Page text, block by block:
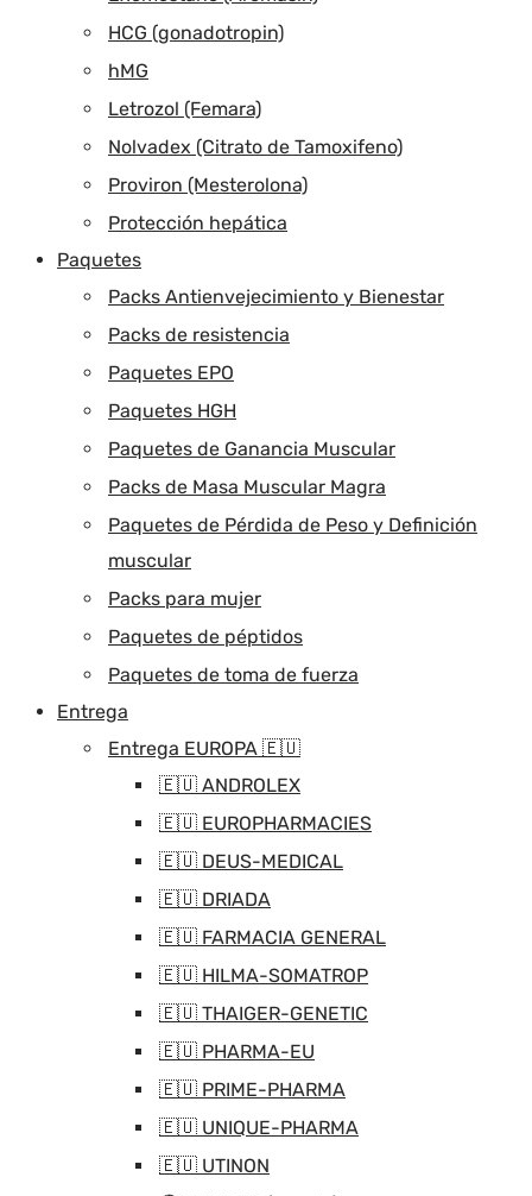
HCG (gonadotropin)
hMG
Letrozol (Femara)
Nolvadex (Citrato de Tamoxifeno)
Proviron (Mesterolona)
Protección hepática
Paquetes
Packs Antienvejecimiento y Bienestar
Packs de resistencia
Paquetes EPO
Paquetes HGH
Paquetes de Ganancia Muscular
Packs de Masa Muscular Magra
Paquetes de Pérdida de Peso y Definición
muscular
Packs para mujer
Paquetes de péptidos
Paquetes de toma de fuerza
Entrega
Entrega EUROPA 🇪🇺
🇪🇺 ANDROLEX
🇪🇺 EUROPHARMACIES
🇪🇺 DEUS-MEDICAL
🇪🇺 DRIADA
🇪🇺 FARMACIA GENERAL
🇪🇺 HILMA-SOMATROP
🇪🇺 THAIGER-GENETIC
🇪🇺 PHARMA-EU
🇪🇺 PRIME-PHARMA
🇪🇺 UNIQUE-PHARMA
🇪🇺 UTINON